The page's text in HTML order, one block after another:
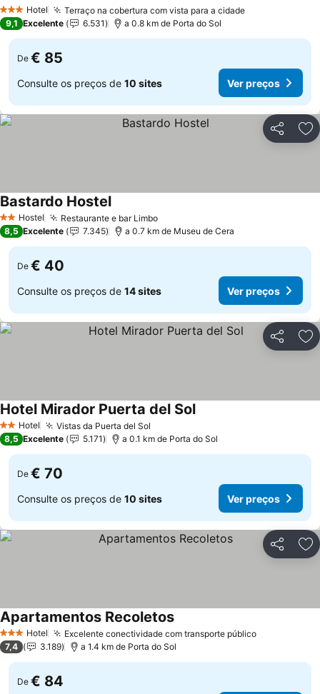
3 EstrelasHotel Terraço na cobertura com vista para a cidade
9,1 Excelente 6.531 a 0.8 km de Porta do Sol
De € 85
Consulte os preços de 10 sites Ver preços
Partilhar
2 Estrelas
Hostel Restaurante e bar Limbo
Bastardo Hostel
8,5 Excelente 7.345 a 0.7 km de Museu de Cera
De € 40
Consulte os preços de 14 sites Ver preços
Partilhar
2 Estrelas
Hotel Vistas da Puerta del Sol
Hotel Mirador Puerta del Sol
8,5 Excelente 5.171 a 0.1 km de Porta do Sol
De € 70
Consulte os preços de 10 sites Ver preços
Partilhar
3 EstrelasHotel Excelente conectividade com transporte público
Apartamentos Recoletos
7,4 3.189 a 1.4 km de Porta do Sol
De € 84